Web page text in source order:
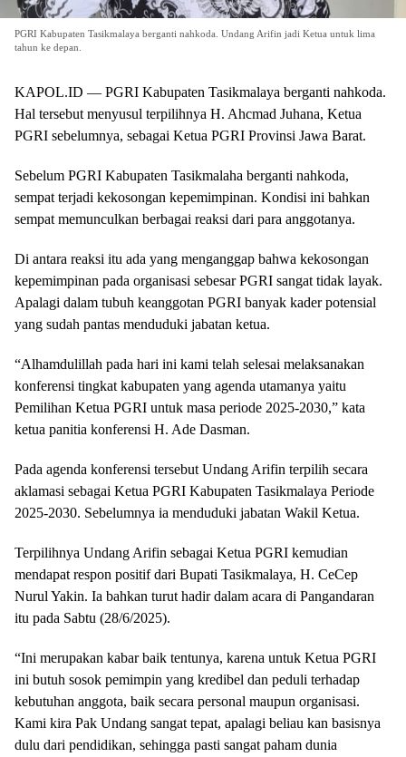
PGRI Kabupaten Tasikmalaya berganti nahkoda. Undang Arifin jadi Ketua untuk lima
tahun ke depan.
KAPOL.ID — PGRI Kabupaten Tasikmalaya berganti nahkoda.
Hal tersebut menyusul terpilihnya H. Ahcmad Juhana, Ketua
PGRI sebelumnya, sebagai Ketua PGRI Provinsi Jawa Barat.
Sebelum PGRI Kabupaten Tasikmalaha berganti nahkoda,
sempat terjadi kekosongan kepemimpinan. Kondisi ini bahkan
sempat memunculkan berbagai reaksi dari para anggotanya.
Di antara reaksi itu ada yang menganggap bahwa kekosongan
kepemimpinan pada organisasi sebesar PGRI sangat tidak layak.
Apalagi dalam tubuh keanggotan PGRI banyak kader potensial
yang sudah pantas menduduki jabatan ketua.
“Alhamdulillah pada hari ini kami telah selesai melaksanakan
konferensi tingkat kabupaten yang agenda utamanya yaitu
Pemilihan Ketua PGRI untuk masa periode 2025-2030,” kata
ketua panitia konferensi H. Ade Dasman.
Pada agenda konferensi tersebut Undang Arifin terpilih secara
aklamasi sebagai Ketua PGRI Kabupaten Tasikmalaya Periode
2025-2030. Sebelumnya ia menduduki jabatan Wakil Ketua.
Terpilihnya Undang Arifin sebagai Ketua PGRI kemudian
mendapat respon positif dari Bupati Tasikmalaya, H. CeCep
Nurul Yakin. Ia bahkan turut hadir dalam acara di Pangandaran
itu pada Sabtu (28/6/2025).
“Ini merupakan kabar baik tentunya, karena untuk Ketua PGRI
ini butuh sosok pemimpin yang kredibel dan peduli terhadap
kebutuhan anggota, baik secara personal maupun organisasi.
Kami kira Pak Undang sangat tepat, apalagi beliau kan basisnya
dulu dari pendidikan, sehingga pasti sangat paham dunia